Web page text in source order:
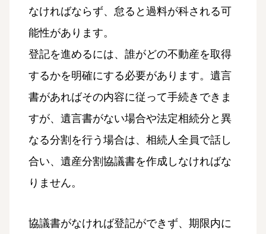
なければならず、怠ると過料が科される可
能性があります。
登記を進めるには、誰がどの不動産を取得
するかを明確にする必要があります。遺言
書があればその内容に従って手続きできま
すが、遺言書がない場合や法定相続分と異
なる分割を行う場合は、相続人全員で話し
合い、遺産分割協議書を作成しなければな
りません。
協議書がなければ登記ができず、期限内に